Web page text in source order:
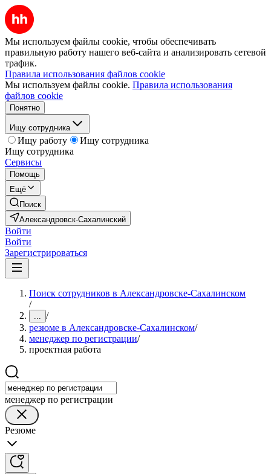
Мы используем файлы cookie, чтобы обеспечивать
правильную работу нашего веб-сайта и анализировать сетевой
трафик.
Правила использования файлов cookie
Мы используем файлы cookie. Правила использования
файлов cookie
Понятно
Ищу сотрудника
Ищу работу
Ищу сотрудника
Ищу сотрудника
Сервисы
Помощь
Ещё
Поиск
Александровск-Сахалинский
Войти
Войти
Зарегистрироваться
Поиск сотрудников в Александровске-Сахалинском
/
... /
резюме в Александровске-Сахалинском/
менеджер по регистрации/
проектная работа
менеджер по регистрации
Резюме